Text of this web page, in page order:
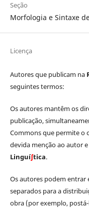
Seção
Morfologia e Sintaxe
Licença
Autores que publicam na
seguintes termos:
Os autores mantêm os
publicação,
Commons que permite o
devida menção ao autor
Linguí∫tica.
Os autores podem entrar
separados para a
obra (por exemplo,